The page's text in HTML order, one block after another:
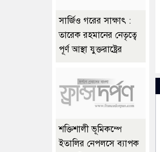
সার্জিও গরের সাক্ষাৎ :
তারেক রহমানের নেতৃত্বে
পূর্ণ আস্থা যুক্তরাষ্ট্রের
শক্তিশালী ভূমিকম্পে
ইতালির নেপলসে ব্যাপক